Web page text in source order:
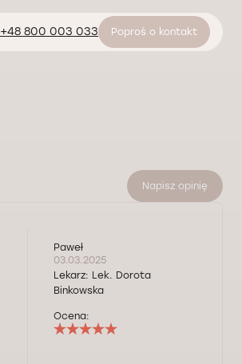
+48 800 003 033 Poproś o kontakt
Napisz opinię
Paweł
03.03.2025
Lekarz: Lek. Dorota
Binkowska
Ocena: